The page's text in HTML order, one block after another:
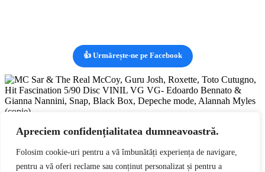
Apreciem confidențialitatea dumneavoastră.
Folosim cookie-uri pentru a vă îmbunătăți experiența de navigare,
pentru a vă oferi reclame sau conținut personalizat și pentru a
👍 Urmărește-ne pe Facebook
Toto Cutugno, Hit Fascination 5/90 Disc VINIL VG VG-
Depeche mode, Alannah Myles (copie) lei89,00 RON
Adaugă în coș